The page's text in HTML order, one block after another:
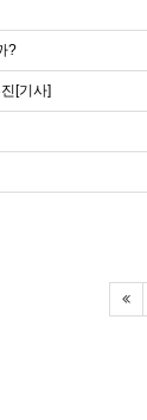
?
[기사]